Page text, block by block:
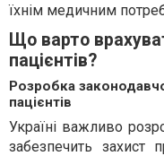
їхнім медичним
Що варто
пацієнтів?
Розробка
пацієнтів
Україні важливо
забезпечить захист